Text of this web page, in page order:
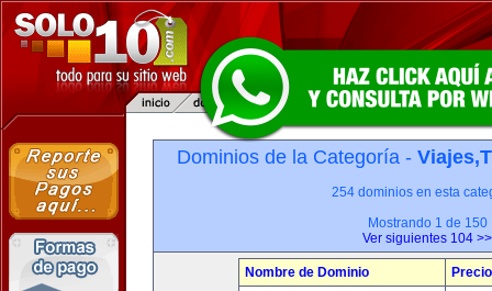
Dominios de la Categoría -
254 dominios en esta
Mostrando 1 de 150
Ver siguientes 104 >>
Nombre de Dominio
Precio